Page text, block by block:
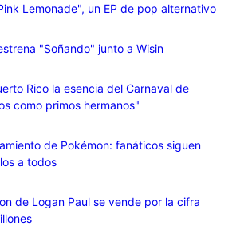
Lemonade", un EP de pop alternativo
"Soñando" junto a Wisin
Rico la esencia del Carnaval de
como primos hermanos"
de Pokémon: fanáticos siguen
a todos
de Logan Paul se vende por la cifra